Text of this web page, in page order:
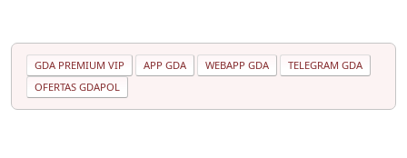
GDA PREMIUM VIP APP GDA WEBAPP GDA
TELEGRAM GDA
OFERTAS GDAPOL